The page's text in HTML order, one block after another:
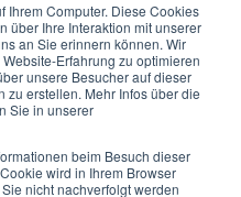
Ihrem Computer. Diese Cookies
über Ihre Interaktion mit unserer
an Sie erinnern können. Wir
Erfahrung zu optimieren
unsere Besucher auf dieser
erstellen. Mehr Infos über die
Sie in unserer
beim Besuch dieser
wird in Ihrem Browser
nicht nachverfolgt werden